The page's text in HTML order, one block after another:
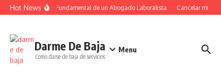
Saltar al contenido
Hot NewsEl Papel Fundamental de un Abogado Laboralista Cancelar mi
Darme De Baja
Como darse de baja de servicios
Menu